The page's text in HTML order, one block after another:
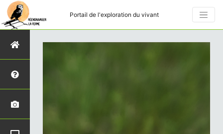
Portail de l'exploration du vivant